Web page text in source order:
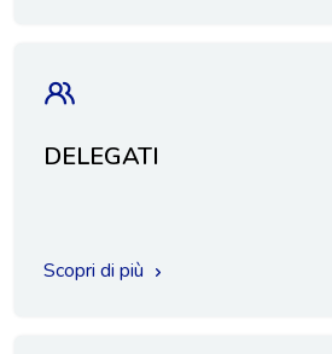
DELEGATI
Scopri di più